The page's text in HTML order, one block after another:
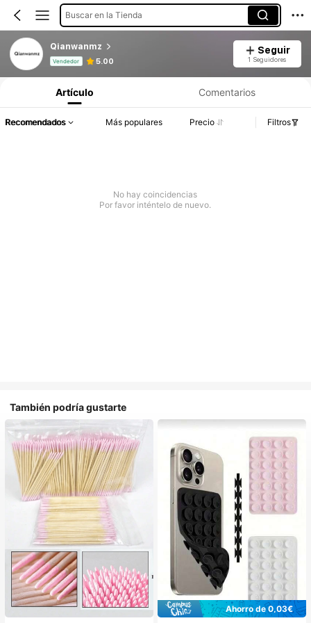
Buscar en la Tienda
Qianwanmz
Vendedor 5.00
Seguir
1 Seguidores
Artículo Comentarios
Recomendados Más populares Precio Filtros
No hay coincidencias
Por favor inténtelo de nuevo.
También podría gustarte
Ahorro de 0,03€